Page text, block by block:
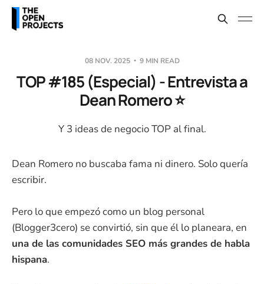
08 NOV. 2025 9 MIN READ
TOP #185 (Especial) - Entrevista a
Dean Romero ⭐
Y 3 ideas de negocio TOP al final.
Dean Romero no buscaba fama ni dinero. Solo quería
escribir.
Pero lo que empezó como un blog personal
(Blogger3cero) se convirtió, sin que él lo planeara, en
una de las comunidades SEO más grandes de habla
hispana.